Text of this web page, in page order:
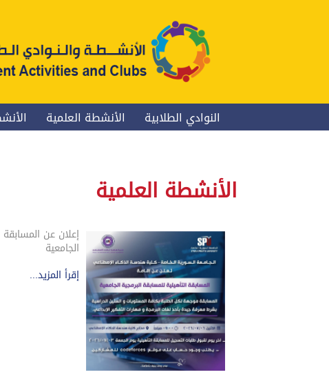
النوادي الطلابية الأنشطة العلمية
الأنشطة العلمية
إعلان عن المسابقة
الجامعية
إقرأ المزيد...